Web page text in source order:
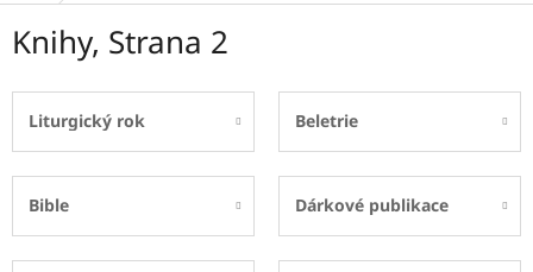
Knihy, Strana 2
Liturgický rok Beletrie
Bible Dárkové publikace